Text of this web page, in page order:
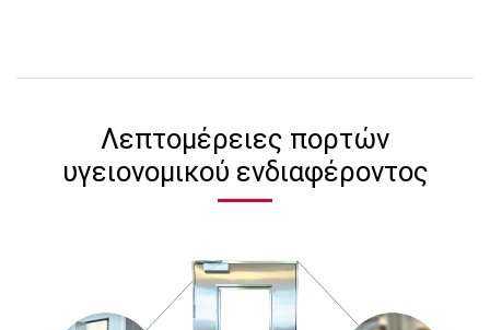
Λεπτομέρειες πορτών
υγειονομικού ενδιαφέροντος